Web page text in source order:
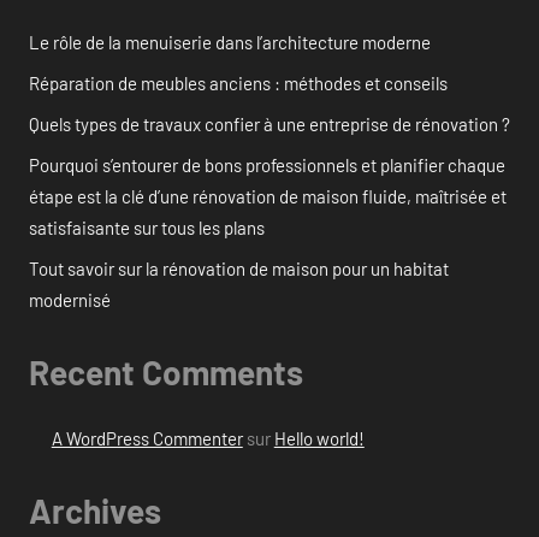
Le rôle de la menuiserie dans l’architecture moderne
Réparation de meubles anciens : méthodes et conseils
Quels types de travaux confier à une entreprise de rénovation ?
Pourquoi s’entourer de bons professionnels et planifier chaque
étape est la clé d’une rénovation de maison fluide, maîtrisée et
satisfaisante sur tous les plans
Tout savoir sur la rénovation de maison pour un habitat
modernisé
Recent Comments
A WordPress Commentersur Hello world!
Archives